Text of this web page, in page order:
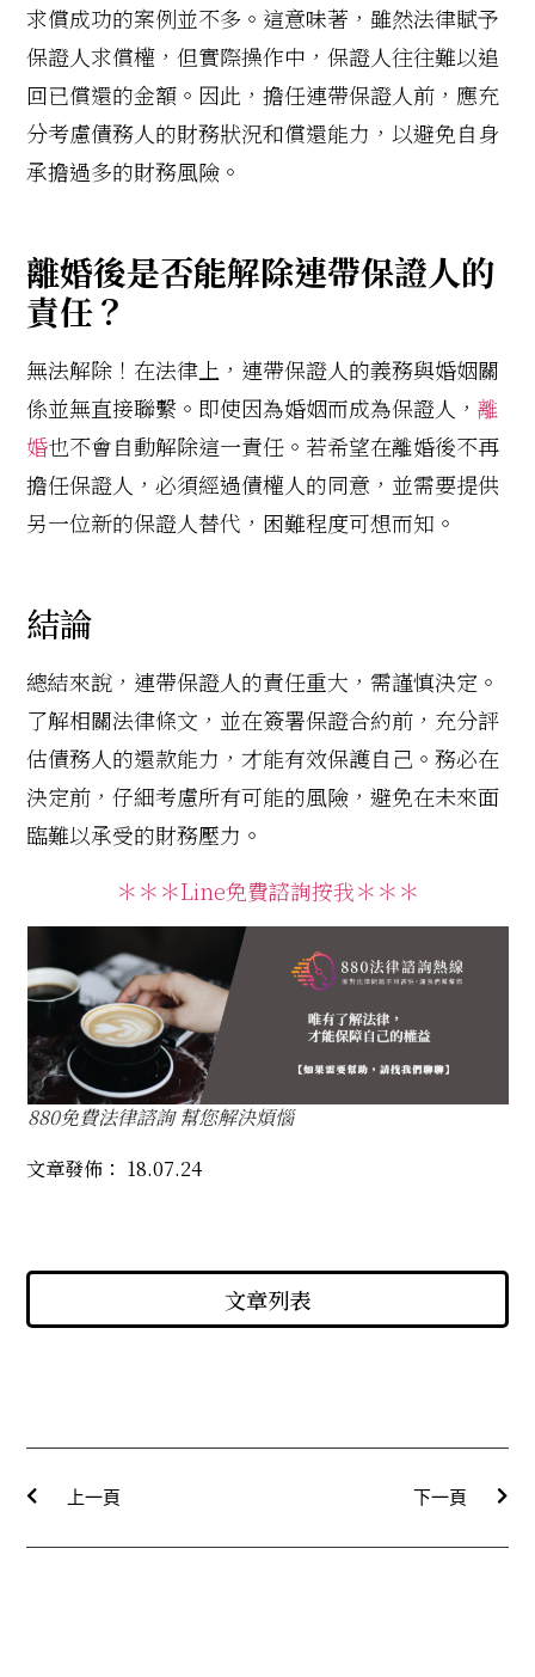
求償成功的案例並不多。這意味著，雖然法律賦予
保證人求償權，但實際操作中，保證人往往難以追
回已償還的金額。因此，擔任連帶保證人前，應充
分考慮債務人的財務狀況和償還能力，以避免自身
承擔過多的財務風險。
離婚後是否能解除連帶保證人的
責任？
無法解除！在法律上，連帶保證人的義務與婚姻關
係並無直接聯繫。即使因為婚姻而成為保證人，離
婚也不會自動解除這一責任。若希望在離婚後不再
擔任保證人，必須經過債權人的同意，並需要提供
另一位新的保證人替代，困難程度可想而知。
結論
總結來說，連帶保證人的責任重大，需謹慎決定。
了解相關法律條文，並在簽署保證合約前，充分評
估債務人的還款能力，才能有效保護自己。務必在
決定前，仔細考慮所有可能的風險，避免在未來面
臨難以承受的財務壓力。
＊＊＊Line免費諮詢按我＊＊＊
880免費法律諮詢 幫您解決煩惱
文章發佈： 18.07.24
文章列表
上一頁 下一頁